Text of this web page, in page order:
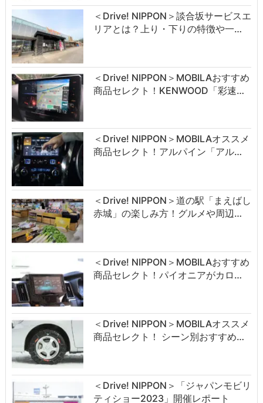
＜Drive! NIPPON＞談合坂サービスエ
リアとは？上り・下りの特徴や一…
＜Drive! NIPPON＞MOBILAおすすめ
商品セレクト！KENWOOD「彩速…
＜Drive! NIPPON＞MOBILAオススメ
商品セレクト！アルパイン「アル…
＜Drive! NIPPON＞道の駅「まえばし
赤城」の楽しみ方！グルメや周辺…
＜Drive! NIPPON＞MOBILAおすすめ
商品セレクト！パイオニアがカロ…
＜Drive! NIPPON＞MOBILAオススメ
商品セレクト！ シーン別おすすめ…
＜Drive! NIPPON＞「ジャパンモビリ
ティショー2023」開催レポート